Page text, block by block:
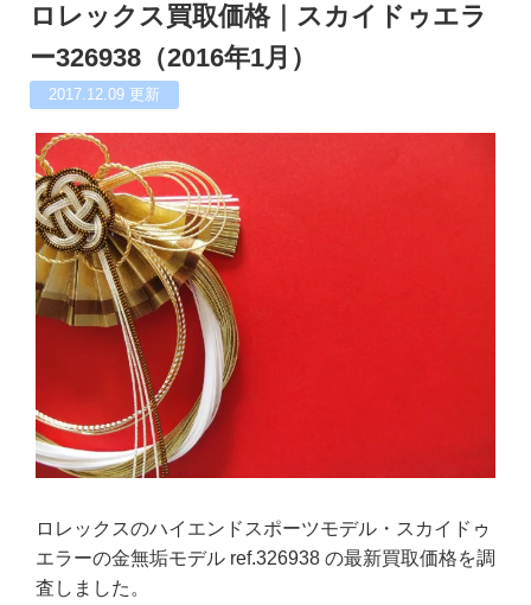
ロレックス買取価格｜スカイドゥエラ
ー326938（2016年1月）
2017.12.09 更新
ロレックスのハイエンドスポーツモデル・スカイドゥ
エラーの金無垢モデル ref.326938 の最新買取価格を調
査しました。